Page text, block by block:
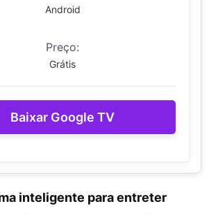
Android
Preço:
Grátis
Baixar Google TV
inteligente para entreter